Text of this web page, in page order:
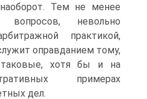
Тем не менее
невольно
практикой,
оправданием тому,
хотя бы и на
примерах
дел.